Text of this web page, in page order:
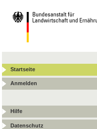
Startseite
Anmelden
Hilfe
Datenschutz